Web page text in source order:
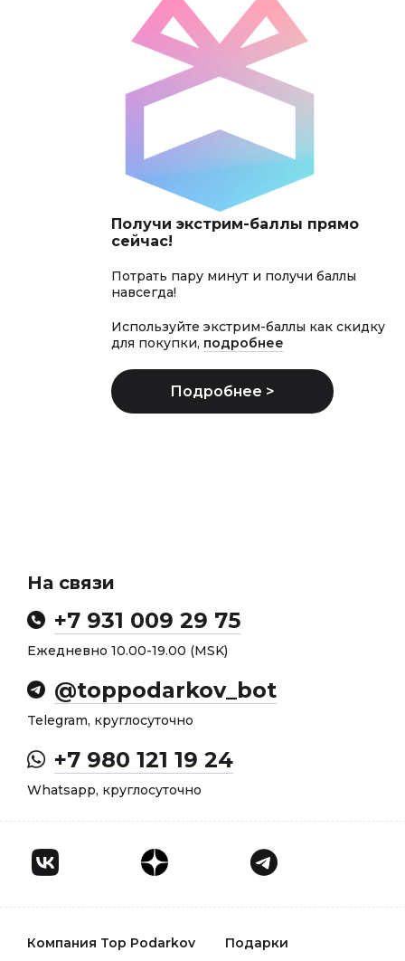
Получи экстрим-баллы прямо
сейчас!
Потрать пару минут и получи баллы
навсегда!
Используйте экстрим-баллы как скидку
для покупки, подробнее
На связи
+7 931 009 29 75
Ежедневно 10.00-19.00 (MSK)
@toppodarkov_bot
Telegram, круглосуточно
+7 980 121 19 24
Whatsapp, круглосуточно
Компания Top Podarkov Подарки